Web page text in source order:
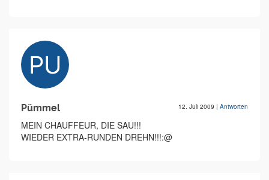
Pümmel 12. Juli 2009 | Antworten
MEIN CHAUFFEUR, DIE SAU!!!
WIEDER EXTRA-RUNDEN DREHN!!!:@